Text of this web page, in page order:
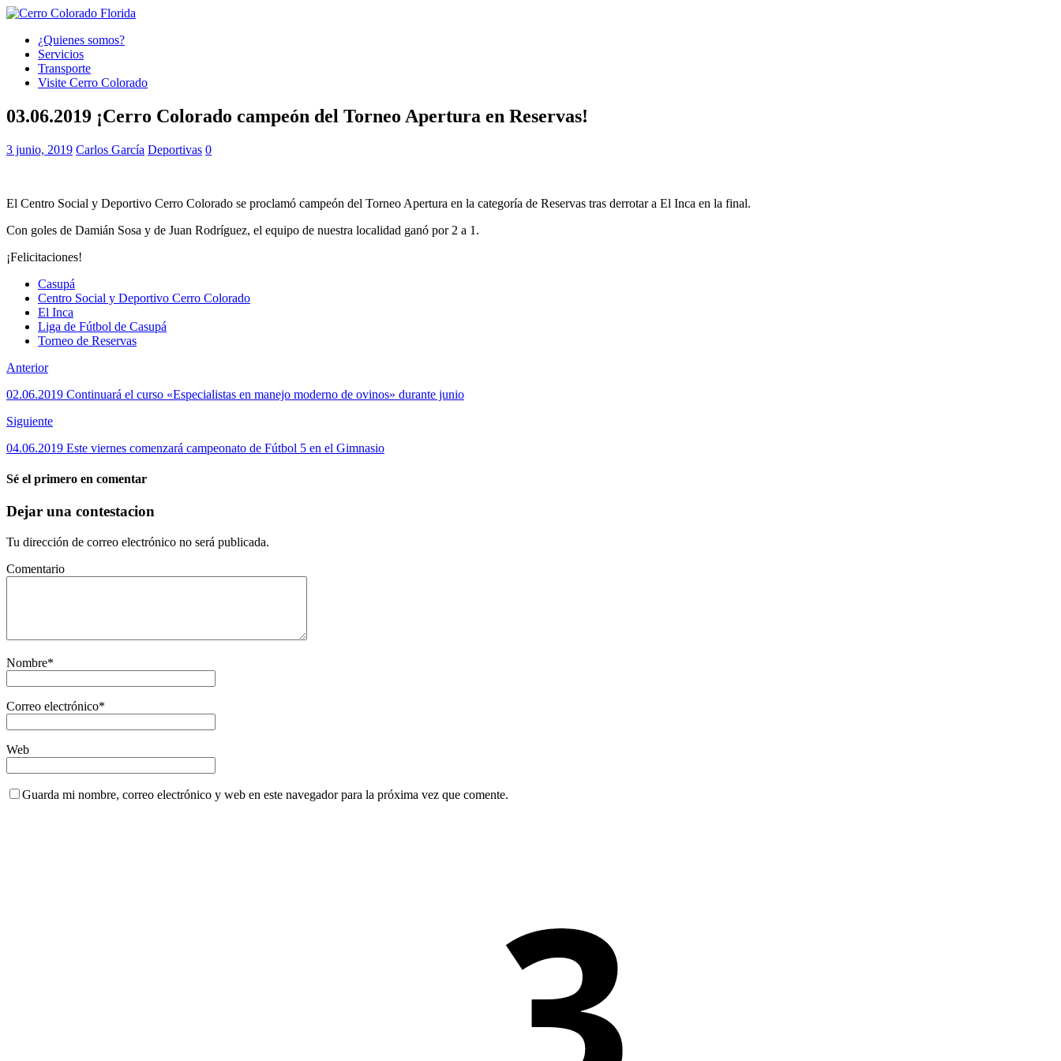
¿Quienes somos?
Servicios
Transporte
Visite Cerro Colorado
03.06.2019 ¡Cerro Colorado campeón del Torneo Apertura en Reservas!
3 junio, 2019 Carlos García Deportivas 0
El Centro Social y Deportivo Cerro Colorado se proclamó campeón del Torneo Apertura en la categoría de Reservas tras derrotar a El Inca en la final.
Con goles de Damián Sosa y de Juan Rodríguez, el equipo de nuestra localidad ganó por 2 a 1.
¡Felicitaciones!
Casupá
Centro Social y Deportivo Cerro Colorado
El Inca
Liga de Fútbol de Casupá
Torneo de Reservas
Anterior
02.06.2019 Continuará el curso «Especialistas en manejo moderno de ovinos» durante junio
Siguiente
04.06.2019 Este viernes comenzará campeonato de Fútbol 5 en el Gimnasio
Sé el primero en comentar
Dejar una contestacion
Tu dirección de correo electrónico no será publicada.
Comentario
Nombre*
Correo electrónico*
Web
Guarda mi nombre, correo electrónico y web en este navegador para la próxima vez que comente.